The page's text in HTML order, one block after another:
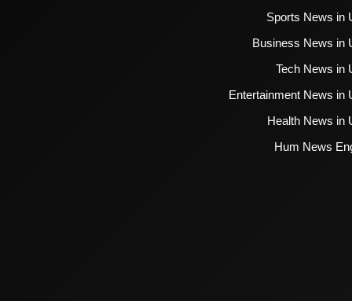
Sports News in
Business News in
Tech News in
Entertainment News in
Health News in
Hum News